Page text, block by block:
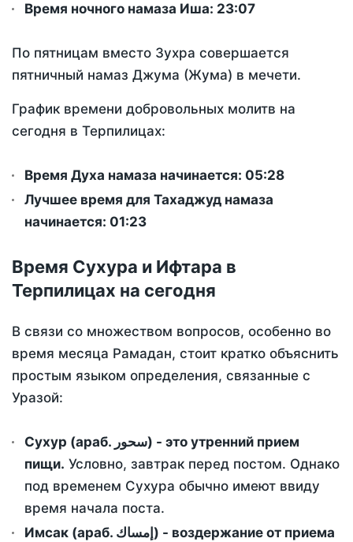
Время ночного намаза Иша: 23:07
По пятницам вместо Зухра совершается
пятничный намаз Джума (Жума) в мечети.
График времени добровольных молитв на
сегодня в Терпилицах:
Время Духа намаза начинается: 05:28
Лучшее время для Тахаджуд намаза
начинается: 01:23
Время Сухура и Ифтара в
Терпилицах на сегодня
В связи со множеством вопросов, особенно во
время месяца Рамадан, стоит кратко объяснить
простым языком определения, связанные с
Уразой:
Сухур (араб. سحور) - это утренний прием
пищи. Условно, завтрак перед постом. Однако
под временем Сухура обычно имеют ввиду
время начала поста.
Имсак (араб. إمساك) - воздержание от приема